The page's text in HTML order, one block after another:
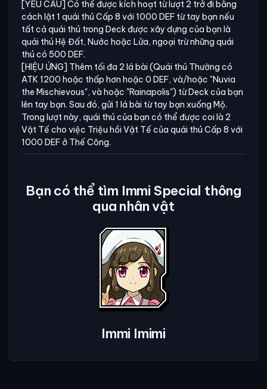
[YÊU CẦU] Có thể được kích hoạt từ lượt 2 trở đi bằng
cách lật 1 quái thú Cấp 8 với 1000 DEF từ tay bạn nếu
tất cả quái thú trong Deck được xây dựng của bạn là
quái thú Hệ Đất, Nước hoặc Lửa, ngoại trừ những quái
thú có 500 DEF.
[HIỆU ỨNG] Thêm tối đa 2 lá bài (Quái thú Thường có
ATK 1200 hoặc thấp hơn hoặc 0 DEF, và/hoặc "Nuvia
the Mischievous", và hoặc "Rainapolis") từ Deck của bạn
lên tay bạn. Sau đó, gửi 1 lá bài từ tay bạn xuống Mộ.
Trong lượt này, quái thú của bạn có thể được coi là 2
Vật Tế cho việc Triệu hồi Vật Tế của quái thú Cấp 8 với
1000 DEF ở Thế Công.
Bạn có thể tìm Immi Special thông
qua nhân vật
Immi Imimi